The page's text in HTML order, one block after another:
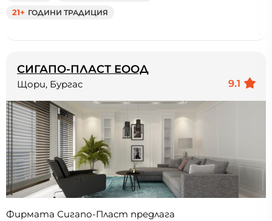
21+ ГОДИНИ ТРАДИЦИЯ
СИГАПО-ПЛАСТ ЕООД
9.1
Щори, Бургас
Фирмата Сигапо-Пласт предлага